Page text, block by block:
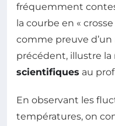
fréquemment
la courbe en «
comme preuve
précédent, illustre
scientifiques au
En observant les
températures, on